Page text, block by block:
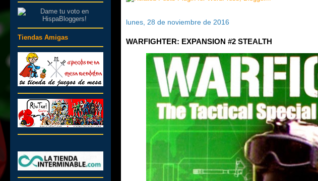
lunes, 28 de noviembre de 2016
WARFIGHTER: EXPANSION #2 STEALTH
Tiendas Amigas